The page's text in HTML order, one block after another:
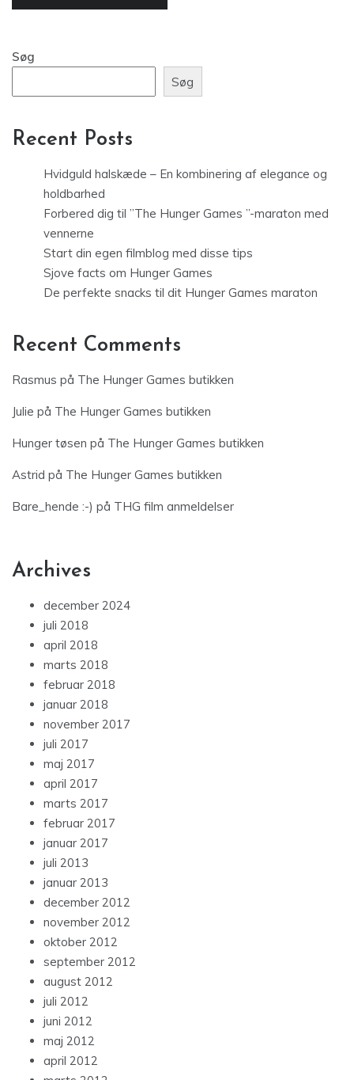
Søg
Søg
Recent Posts
Hvidguld halskæde – En kombinering af elegance og
holdbarhed
Forbered dig til ”The Hunger Games ”-maraton med
vennerne
Start din egen filmblog med disse tips
Sjove facts om Hunger Games
De perfekte snacks til dit Hunger Games maraton
Recent Comments
Rasmus på The Hunger Games butikken
Julie på The Hunger Games butikken
Hunger tøsen på The Hunger Games butikken
Astrid på The Hunger Games butikken
Bare_hende :-) på THG film anmeldelser
Archives
december 2024
juli 2018
april 2018
marts 2018
februar 2018
januar 2018
november 2017
juli 2017
maj 2017
april 2017
marts 2017
februar 2017
januar 2017
juli 2013
januar 2013
december 2012
november 2012
oktober 2012
september 2012
august 2012
juli 2012
juni 2012
maj 2012
april 2012